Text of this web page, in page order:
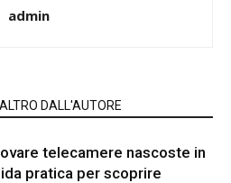
admin
ALTRO DALL'AUTORE
telecamere nascoste in
pratica per scoprire